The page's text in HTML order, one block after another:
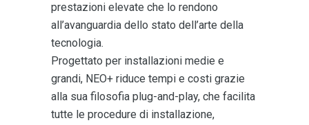
prestazioni elevate che lo rendono
all’avanguardia dello stato dell’arte della
tecnologia.
Progettato per installazioni medie e
grandi, NEO+ riduce tempi e costi grazie
alla sua filosofia plug-and-play, che facilita
tutte le procedure di installazione,